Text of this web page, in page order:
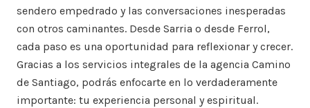
sendero empedrado y las conversaciones inesperadas
con otros caminantes. Desde Sarria o desde Ferrol,
cada paso es una oportunidad para reflexionar y crecer.
Gracias a los servicios integrales de la agencia Camino
de Santiago, podrás enfocarte en lo verdaderamente
importante: tu experiencia personal y espiritual.